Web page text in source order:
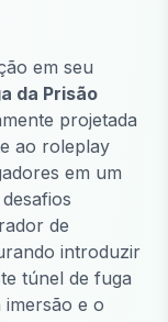
em seu
da Prisão
projetada
ao roleplay
em um
de
introduzir
túnel de fuga
e o